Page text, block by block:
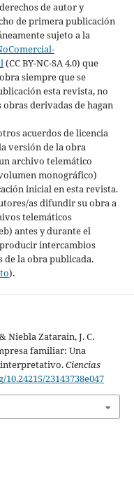
de autor y
de primera publicación
sujeto a la
(CC BY-NC-SA 4.0) que
siempre que se
esta revista, no
obras derivadas de hagan
acuerdos de licencia
versión de la obra
archivo telemático
monográfico)
inicial en esta revista.
as difundir su obra a
telemáticos
antes y durante el
intercambios
de la obra publicada.
).
Niebla Zatarain, J. C.
familiar: Una
interpretativo.Ciencias
23143738e047